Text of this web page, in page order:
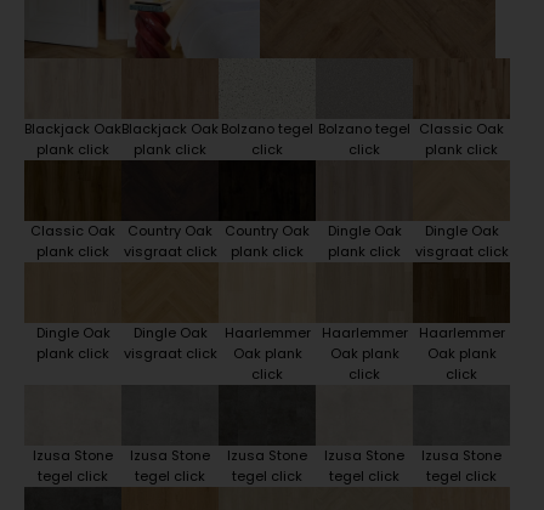
Blackjack Oak
plank click
Blackjack Oak
plank click
Bolzano tegel
click
Bolzano tegel
click
Classic Oak
plank click
Classic Oak
plank click
Country Oak
visgraat click
Country Oak
plank click
Dingle Oak
plank click
Dingle Oak
visgraat click
Dingle Oak
plank click
Dingle Oak
visgraat click
Haarlemmer
Oak plank
click
Haarlemmer
Oak plank
click
Haarlemmer
Oak plank
click
Izusa Stone
tegel click
Izusa Stone
tegel click
Izusa Stone
tegel click
Izusa Stone
tegel click
Izusa Stone
tegel click